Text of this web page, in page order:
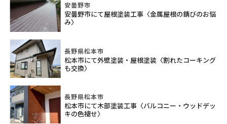
安曇野市
安曇野市にて屋根塗装工事〈金属屋根の錆びのお悩
み〉
長野県松本市
松本市にて外壁塗装・屋根塗装〈割れたコーキング
も交換〉
長野県松本市
松本市にて木部塗装工事〈バルコニー・ウッドデッ
キの色褪せ〉